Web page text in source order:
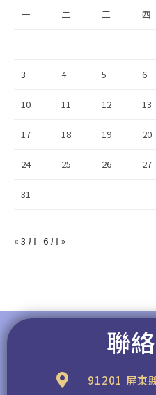
一
二 三 四
3 4 5 6
10 11 12 13
17 18 19 20
24 25 26 27
31
« 3 月 6 月 »
聯
91201 屏東